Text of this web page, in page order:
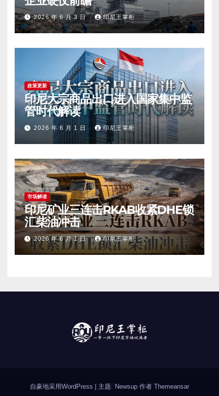
2026 年 6 月 3 日 印尼王掌柜
政策更新
印尼大宗商品出口进入国家集中监
管时代解读
2026 年 6 月 1 日 印尼王掌柜
市场解读
印尼矿业三连击RKAB收紧DHE锁
汇柴油冲击
2026 年 6 月 1 日 印尼王掌柜
自豪地采用WordPress 主题: Newsup 作者 Themeansar